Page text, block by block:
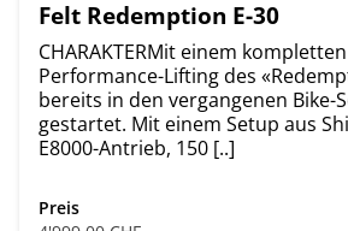
Felt Redemption E-30
CHARAKTERMit einem
Performance-Lifting des
bereits in den vergangenen Bike-
gestartet. Mit ­einem Setup aus
E8000-Antrieb, 150 [..]
Preis